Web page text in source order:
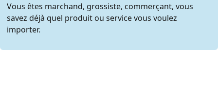
Vous êtes marchand, grossiste, commerçant, vous
savez déjà quel produit ou service vous voulez
importer.